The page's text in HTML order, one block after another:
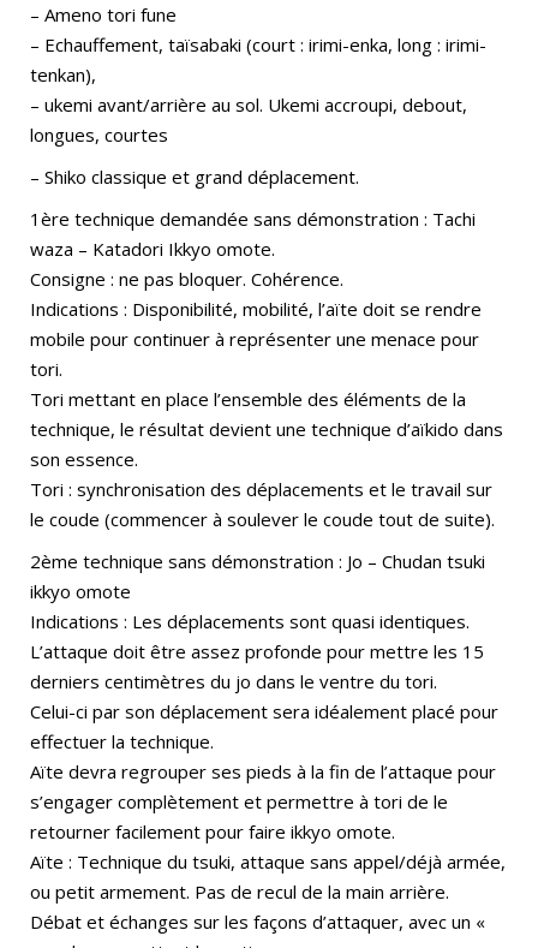
– Ameno tori fune
– Echauffement, taïsabaki (court : irimi-enka, long : irimi-
tenkan),
– ukemi avant/arrière au sol. Ukemi accroupi, debout,
longues, courtes
– Shiko classique et grand déplacement.
1ère technique demandée sans démonstration : Tachi
waza – Katadori Ikkyo omote.
Consigne : ne pas bloquer. Cohérence.
Indications : Disponibilité, mobilité, l’aïte doit se rendre
mobile pour continuer à représenter une menace pour
tori.
Tori mettant en place l’ensemble des éléments de la
technique, le résultat devient une technique d’aïkido dans
son essence.
Tori : synchronisation des déplacements et le travail sur
le coude (commencer à soulever le coude tout de suite).
2ème technique sans démonstration : Jo – Chudan tsuki
ikkyo omote
Indications : Les déplacements sont quasi identiques.
L’attaque doit être assez profonde pour mettre les 15
derniers centimètres du jo dans le ventre du tori.
Celui-ci par son déplacement sera idéalement placé pour
effectuer la technique.
Aïte devra regrouper ses pieds à la fin de l’attaque pour
s’engager complètement et permettre à tori de le
retourner facilement pour faire ikkyo omote.
Aïte : Technique du tsuki, attaque sans appel/déjà armée,
ou petit armement. Pas de recul de la main arrière.
Débat et échanges sur les façons d’attaquer, avec un «